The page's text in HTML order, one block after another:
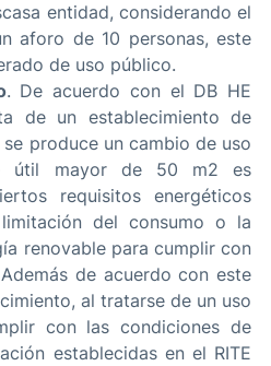
entidad, considerando el
aforo de 10 personas, este
de uso público.
. De acuerdo con el DB HE
de un establecimiento de
produce un cambio de uso
útil mayor de 50 m2 es
requisitos energéticos
del consumo o la
renovable para cumplir con
de acuerdo con este
al tratarse de un uso
con las condiciones de
establecidas en el RITE